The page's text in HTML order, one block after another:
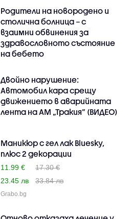
Родители на новородено и
столична болница – с
взаимни обвинения за
здравословното състояние
на бебето
Двойно нарушение:
Автомобил кара срещу
движението в аварийната
лента на АМ „Тракия” (ВИДЕО)
Маникюр с гел лак Bluesky,
плюс 2 декорации
11.99 €
17.30 €
23.45 лв
33.84 лв
Grabo.bg